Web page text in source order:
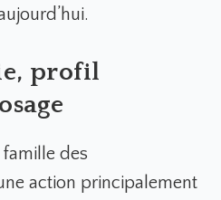
profil
famille des
action principalement